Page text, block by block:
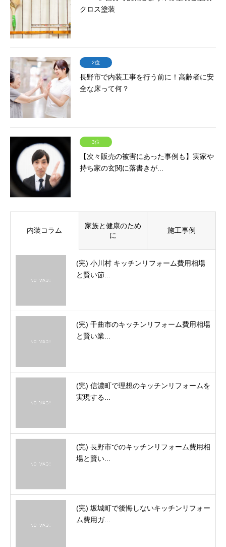
クロス塗装
2位
長野市で内装工事を行う前に！高齢者に安
全な床って何？
3位
【次々販売の被害にあった事例も】実家や
持ち家の玄関に落書きが...
内装コラム
家族と健康のため
に
施工事例
(完) 小川村 キッチンリフォーム費用相場
と賢い節...
(完) 千曲市のキッチンリフォーム費用相場
と賢い業...
(完) 信濃町で理想のキッチンリフォームを
実現する...
(完) 長野市でのキッチンリフォーム費用相
場と賢い...
(完) 坂城町で後悔しないキッチンリフォー
ム費用ガ...